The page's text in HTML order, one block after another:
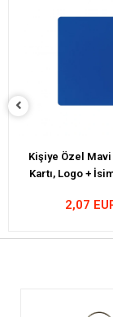
Kişiye Özel
Kartı , Sadece
2,07